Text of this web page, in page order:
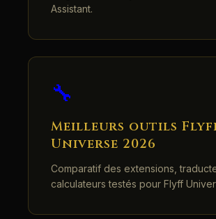
Assistant.
🔧
Meilleurs outils
Universe 2026
Comparatif des extensions,
calculateurs testés pour Flyff